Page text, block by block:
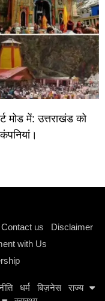
मोड में: उत्तराखंड को
Contact us
Disclaimer
with Us
धर्म बिज़नेस
राज्य